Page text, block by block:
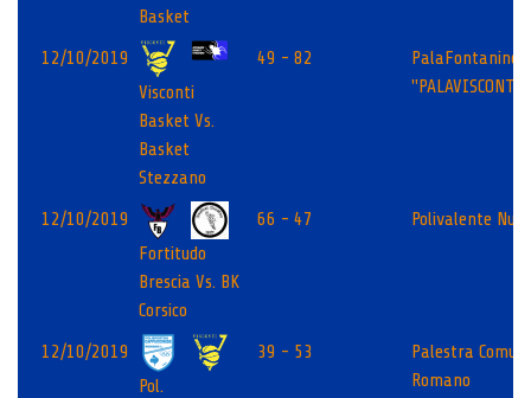
Basket
12/10/2019
Visconti
Basket Vs.
Basket
Stezzano
49 - 82
PalaFontanine
"PALAVISCONTI"
12/10/2019
Fortitudo
Brescia Vs. BK
Corsico
66 - 47 Polivalente
12/10/2019
Pol.
39 - 53
Palestra
Romano